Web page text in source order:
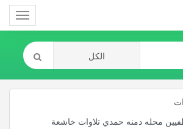
محله دمنه حمدي تلاوات خاشعة